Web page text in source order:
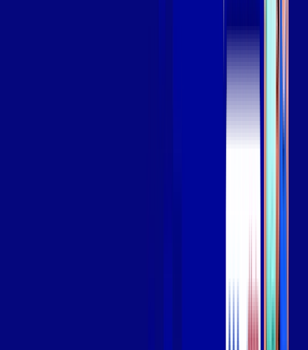
Assista filmes e séries em 4k sem interrupções